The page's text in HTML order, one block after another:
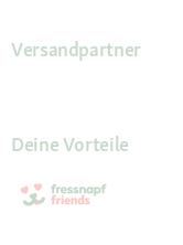
Versandpartner
Deine Vorteile